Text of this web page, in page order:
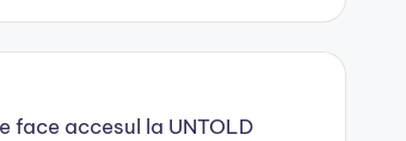
face accesul la UNTOLD